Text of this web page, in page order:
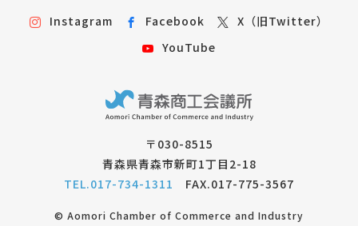
Instagram Facebook
X（旧Twitter）
YouTube
〒030-8515
青森県青森市新町1丁目2-18
TEL.017-734-1311
FAX.017-775-3567
© Aomori Chamber of Commerce and Industry